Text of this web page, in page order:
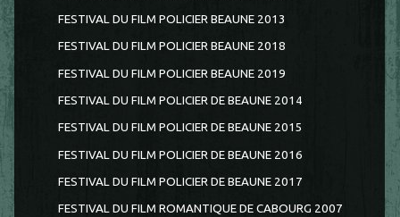
FESTIVAL DU FILM POLICIER BEAUNE 2013
FESTIVAL DU FILM POLICIER BEAUNE 2018
FESTIVAL DU FILM POLICIER BEAUNE 2019
FESTIVAL DU FILM POLICIER DE BEAUNE 2014
FESTIVAL DU FILM POLICIER DE BEAUNE 2015
FESTIVAL DU FILM POLICIER DE BEAUNE 2016
FESTIVAL DU FILM POLICIER DE BEAUNE 2017
FESTIVAL DU FILM ROMANTIQUE DE CABOURG 2007